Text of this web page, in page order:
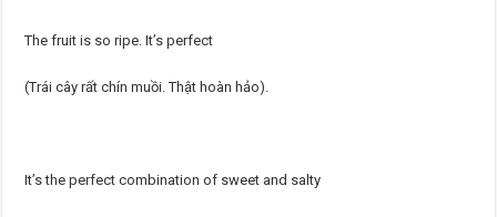
The fruit is so ripe. It’s perfect
(Trái cây rất chín muồi. Thật hoàn hảo).
It’s the perfect combination of sweet and salty